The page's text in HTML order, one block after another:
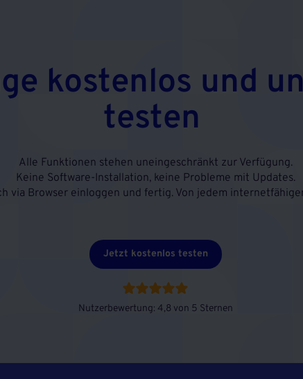
kostenlos und
testen
Alle Funktionen stehen uneingeschränkt zur Verfügung.
Keine Software-Installation, keine Probleme mit Updates.
via Browser einloggen und fertig. Von jedem
Jetzt kostenlos testen
Nutzerbewertung: 4,8 von 5 Sternen